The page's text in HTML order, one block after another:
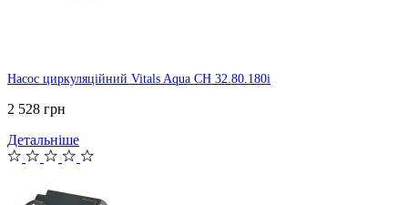
Насос циркуляційний Vitals Aqua CH 32.80.180i
2 528 грн
Детальніше